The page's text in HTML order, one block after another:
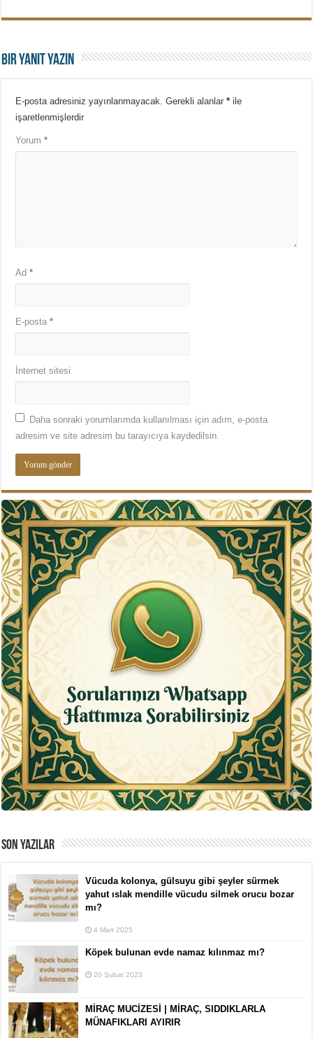
Bir yanıt yazın
E-posta adresiniz yayınlanmayacak. Gerekli alanlar* ile
işaretlenmişlerdir
Yorum*
Ad*
E-posta*
İnternet sitesi
Daha sonraki yorumlarımda kullanılması için adım, e-posta
adresim ve site adresim bu tarayıcıya kaydedilsin.
SON YAZILAR
Vücuda kolonya, gülsuyu gibi şeyler sürmek
yahut ıslak mendille vücudu silmek orucu bozar
mı?
4 Mart 2025
Köpek bulunan evde namaz kılınmaz mı?
20 Şubat 2023
MİRAÇ MUCİZESİ | MİRAÇ, SIDDIKLARLA
MÜNAFIKLARI AYIRIR